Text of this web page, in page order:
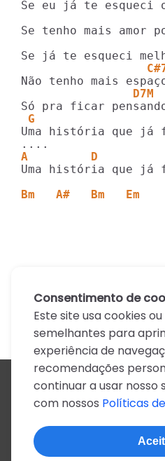
Se tenho mais amor
D7M
G
Uma história
A         D
Uma história que já
Bm   A#   Bm   Em
Todos os
A
B C D E F G
N
O P Q R S
Z
Consentimento de
Este site usa cookies
semelhantes para
experiência de
recomendações
continuar a usar nosso
com nossos Políticas